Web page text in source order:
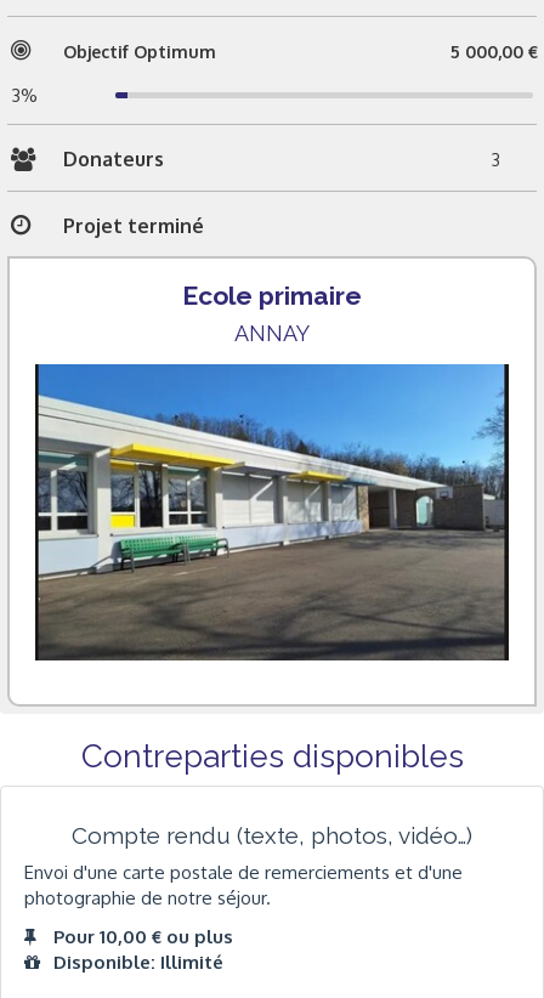
Objectif Optimum 5 000,00 €
3%
Donateurs 3
Projet terminé
Ecole primaire
ANNAY
Contreparties disponibles
Compte rendu (texte, photos, vidéo…)
Envoi d'une carte postale de remerciements et d'une
photographie de notre séjour.
Pour 10,00 € ou plus
Disponible: Illimité